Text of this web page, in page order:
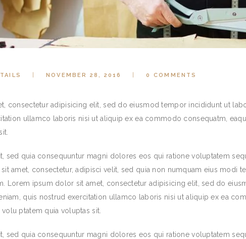
NOVEMBER 28, 2016 0 COMMENTS
consectetur adipisicing elit, sed do eiusmod tempor incididunt ut
ullamco laboris nisi ut aliquip ex ea commodo consequatm,
sed quia consequuntur magni dolores eos qui ratione voluptatem
amet, consectetur, adipisci velit, sed quia non numquam eius modi
Lorem ipsum dolor sit amet, consectetur adipisicing elit, sed do
quis nostrud exercitation ullamco laboris nisi ut aliquip ex ea
ptatem quia voluptas sit.
sed quia consequuntur magni dolores eos qui ratione voluptatem